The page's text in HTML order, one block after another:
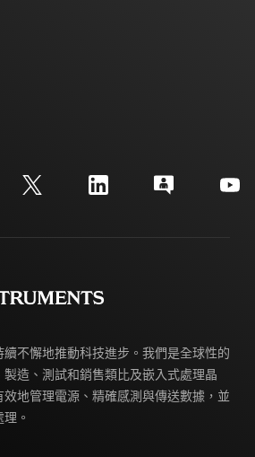
答
不懈地推動科技進步。我們是全球性的
造、測試和銷售類比及嵌入式處理晶
地管理電源、精確感測與傳送數據，並
。